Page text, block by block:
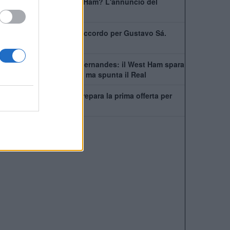
capitano
West Ham scatenato: accordo per Gustavo Sá.
Asta folle per Mateus Fernandes: il West Ham spara
alto, lo United accelera ma spunta il Real
Il Manchester United prepara la prima offerta per